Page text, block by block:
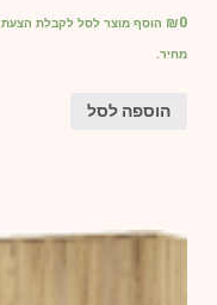
₪0
הוסף מוצר לסל לקבלת הצעת
מחיר.
הוספה לסל